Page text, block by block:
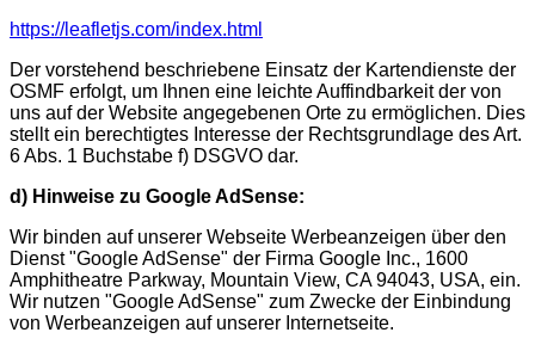
https://leafletjs.com/index.html
Der vorstehend beschriebene Einsatz der Kartendienste der
OSMF erfolgt, um Ihnen eine leichte Auffindbarkeit der von
uns auf der Website angegebenen Orte zu ermöglichen. Dies
stellt ein berechtigtes Interesse der Rechtsgrundlage des Art.
6 Abs. 1 Buchstabe f) DSGVO dar.
d) Hinweise zu Google AdSense:
Wir binden auf unserer Webseite Werbeanzeigen über den
Dienst "Google AdSense" der Firma Google Inc., 1600
Amphitheatre Parkway, Mountain View, CA 94043, USA, ein.
Wir nutzen "Google AdSense" zum Zwecke der Einbindung
von Werbeanzeigen auf unserer Internetseite.